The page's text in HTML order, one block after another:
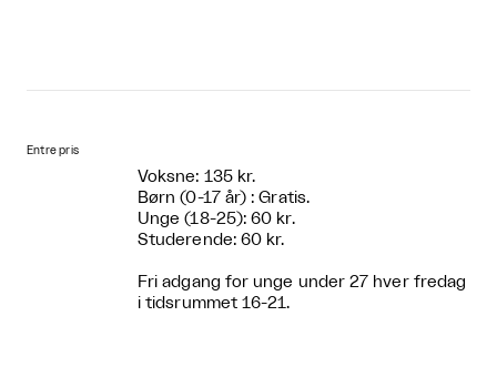
Entre pris
Voksne: 135 kr.
Børn (0-17 år) : Gratis.
Unge (18-25): 60 kr.
Studerende: 60 kr.
Fri adgang for unge under 27 hver fredag
i tidsrummet 16-21.